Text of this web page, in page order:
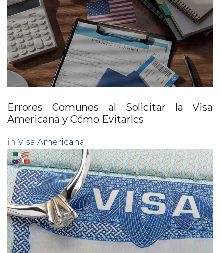
Errores Comunes al Solicitar la Visa
Americana y Cómo Evitarlos
in Visa Americana